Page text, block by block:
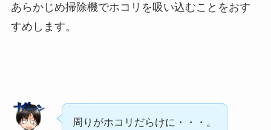
あらかじめ掃除機でホコリを吸い込むことをおす
すめします。
周りがホコリだらけに・・・。